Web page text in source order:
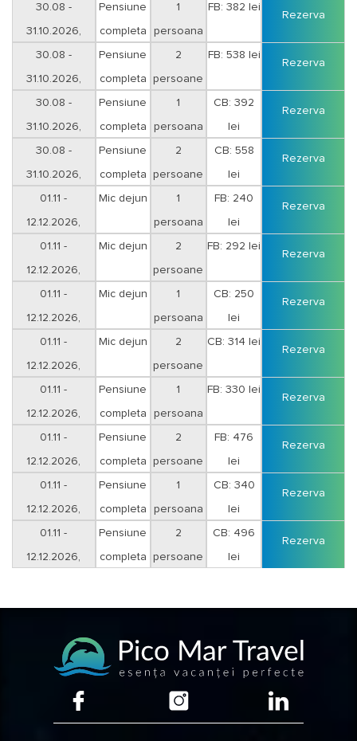
30.08 -
31.10.2026,
Pensiune
completa
1
persoana
FB: 382 lei
Rezerva
30.08 -
31.10.2026,
Pensiune
completa
2
persoane
FB: 538 lei
Rezerva
30.08 -
31.10.2026,
Pensiune
completa
1
persoana
CB: 392
lei
Rezerva
30.08 -
31.10.2026,
Pensiune
completa
2
persoane
CB: 558
lei
Rezerva
01.11 -
12.12.2026,
Mic dejun 1
persoana
FB: 240
lei
Rezerva
01.11 -
12.12.2026,
Mic dejun 2
persoane
FB: 292 lei
Rezerva
01.11 -
12.12.2026,
Mic dejun 1
persoana
CB: 250
lei
Rezerva
01.11 -
12.12.2026,
Mic dejun 2
persoane
CB: 314 lei
Rezerva
01.11 -
12.12.2026,
Pensiune
completa
1
persoana
FB: 330 lei
Rezerva
01.11 -
12.12.2026,
Pensiune
completa
2
persoane
FB: 476
lei
Rezerva
01.11 -
12.12.2026,
Pensiune
completa
1
persoana
CB: 340
lei
Rezerva
01.11 -
12.12.2026,
Pensiune
completa
2
persoane
CB: 496
lei
Rezerva